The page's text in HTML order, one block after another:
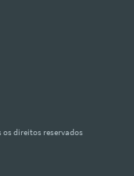
os direitos reservados